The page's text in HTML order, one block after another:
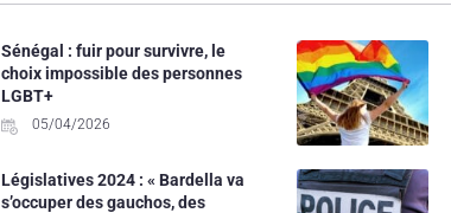
Sénégal : fuir pour survivre, le
choix impossible des personnes
LGBT+
05/04/2026
Législatives 2024 : « Bardella va
s’occuper des gauchos, des